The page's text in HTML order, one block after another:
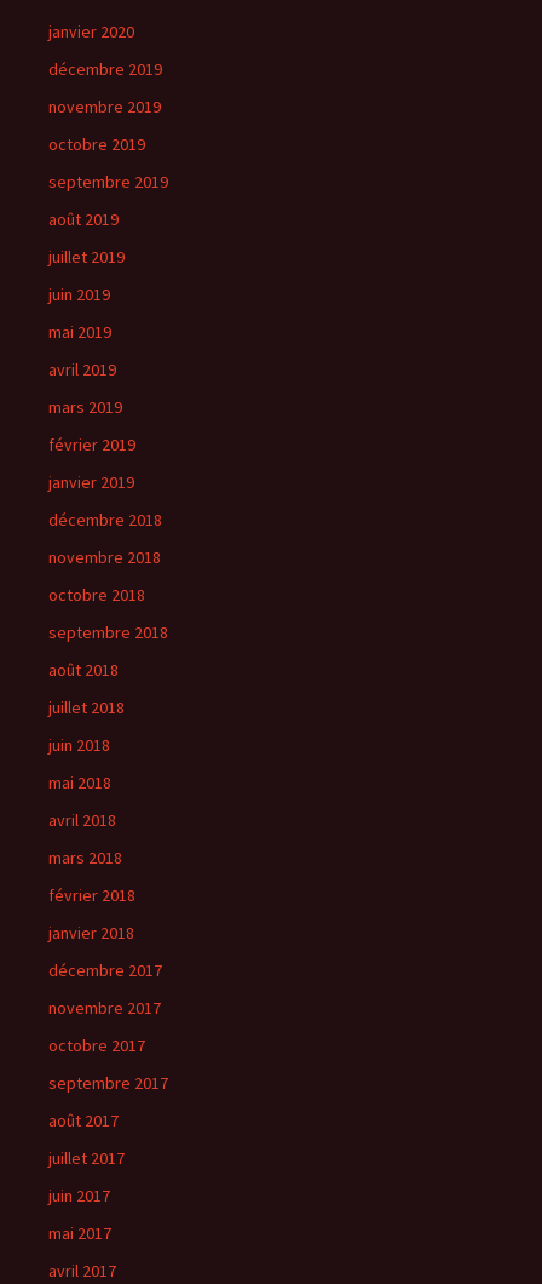
janvier 2020
décembre 2019
novembre 2019
octobre 2019
septembre 2019
août 2019
juillet 2019
juin 2019
mai 2019
avril 2019
mars 2019
février 2019
janvier 2019
décembre 2018
novembre 2018
octobre 2018
septembre 2018
août 2018
juillet 2018
juin 2018
mai 2018
avril 2018
mars 2018
février 2018
janvier 2018
décembre 2017
novembre 2017
octobre 2017
septembre 2017
août 2017
juillet 2017
juin 2017
mai 2017
avril 2017